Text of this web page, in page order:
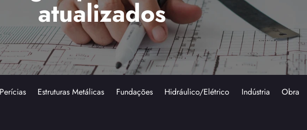
atualizados
Estruturas Metálicas Fundações Hidráulico/Elétrico Indústria Obra